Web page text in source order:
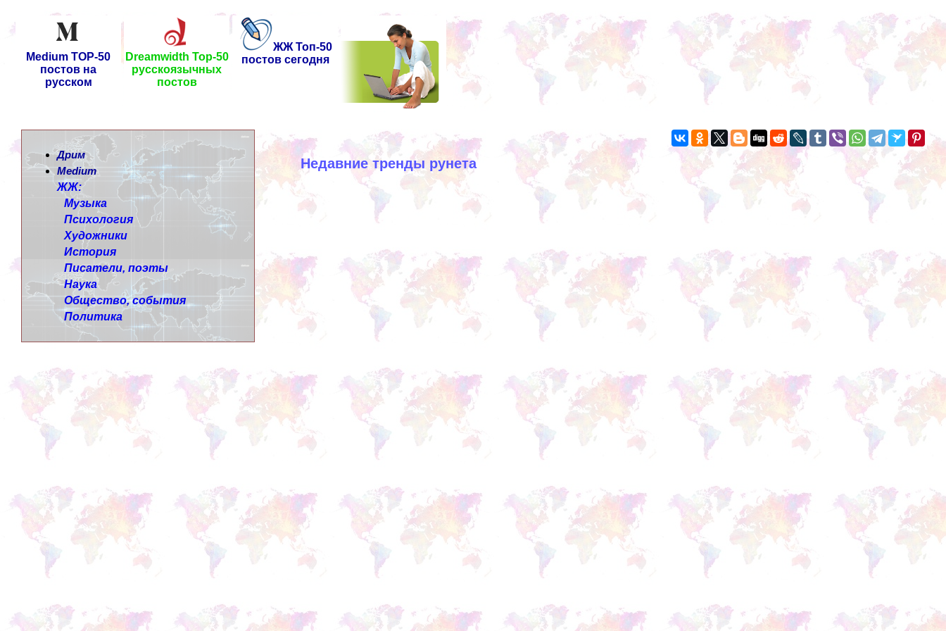
Medium TOP-50
постов на
русском
Dreamwidth Top-50
русскоязычных
постов
ЖЖ Топ-50
постов сегодня
Недавние тренды рунета
Дрим
Medium
ЖЖ:
Музыка
Психология
Художники
История
Писатели, поэты
Наука
Общество, события
Политика